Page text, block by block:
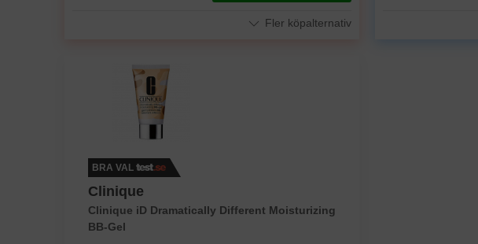
Fler köpalternativ
BRA VAL
Clinique
Clinique iD Dramatically Different Moisturizing
BB-Gel